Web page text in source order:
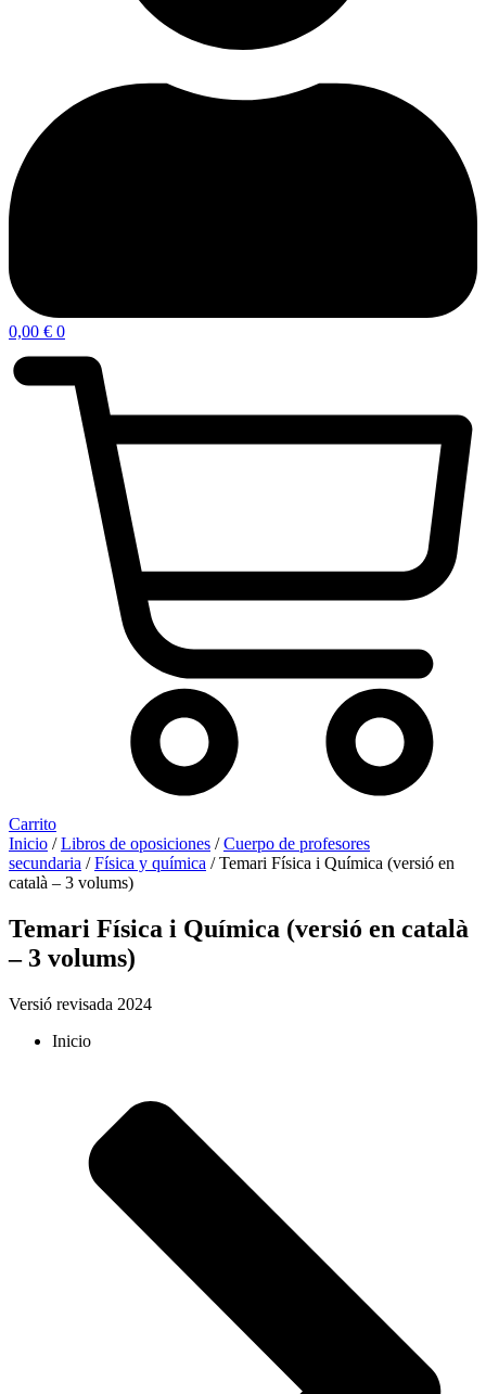
0,00 € 0
Carrito
Inicio /Libros de oposiciones /Cuerpo de profesores
secundaria /Física y química / Temari Física i Química (versió en
català – 3 volums)
Temari Física i Química (versió en català
– 3 volums)
Versió revisada 2024
Inicio